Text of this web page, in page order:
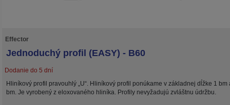
Effector
Jednoduchý profil (EASY) - B60
Dodanie do 5 dní
Hliníkový profil pravouhlý „U“. Hliníkový profil ponúkame v základnej dĺžke 1 bm
bm. Je vyrobený z eloxovaného hliníka. Profily nevyžadujú zvláštnu údržbu.